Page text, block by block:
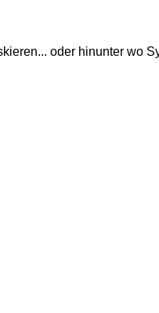
oder hinunter wo